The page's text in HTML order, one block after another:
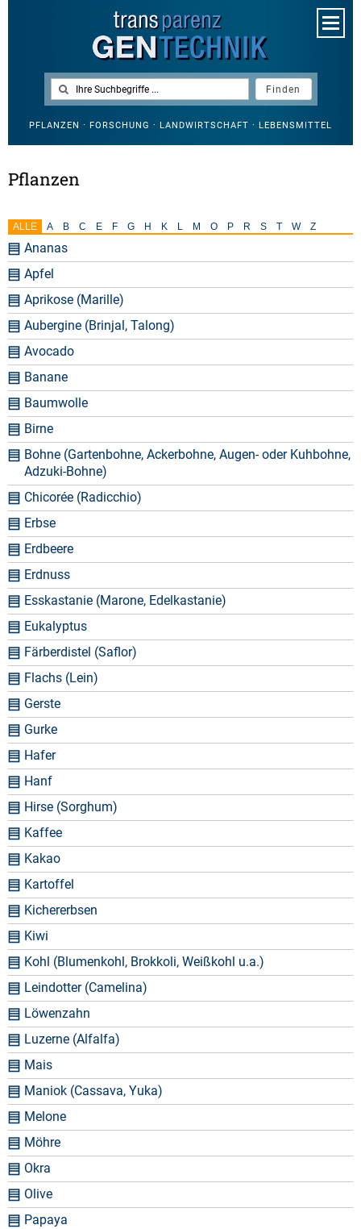
PFLANZEN · FORSCHUNG · LANDWIRTSCHAFT · LEBENSMITTEL
Pflanzen
ALLE A B C E F G H K M O P R S T W Z
Ananas
Apfel
Aprikose (Marille)
Aubergine (Brinjal, Talong)
Avocado
Banane
Baumwolle
Birne
Bohne (Gartenbohne, Ackerbohne, Augen- oder Kuhbohne,
Adzuki-Bohne)
Chicorée (Radicchio)
Erbse
Erdbeere
Erdnuss
Esskastanie (Marone, Edelkastanie)
Eukalyptus
Färberdistel (Saflor)
Flachs (Lein)
Gerste
Gurke
Hafer
Hanf
Hirse (Sorghum)
Kaffee
Kakao
Kartoffel
Kichererbsen
Kiwi
Kohl (Blumenkohl, Brokkoli, Weißkohl u.a.)
Leindotter (Camelina)
Löwenzahn
Luzerne (Alfalfa)
Mais
Maniok (Cassava, Yuka)
Melone
Möhre
Okra
Olive
Papaya